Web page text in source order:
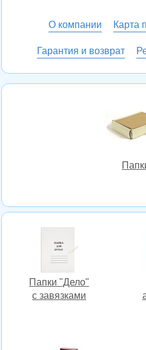
Папки "Дело"
с завязками
О компании Карта
Гарантия и возврат